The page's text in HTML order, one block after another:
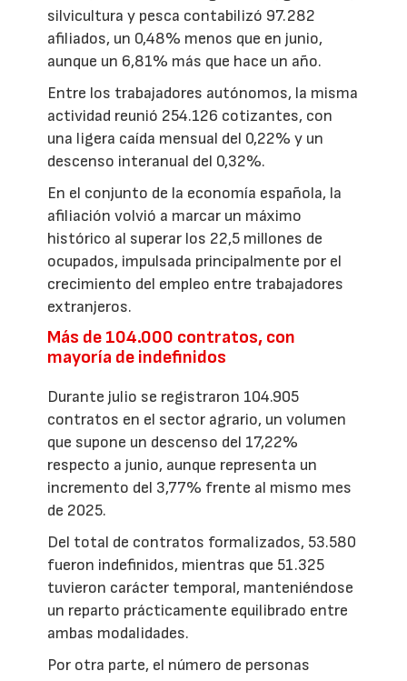
silvicultura y pesca contabilizó 97.282
afiliados, un 0,48% menos que en junio,
aunque un 6,81% más que hace un año.
Entre los trabajadores autónomos, la misma
actividad reunió 254.126 cotizantes, con
una ligera caída mensual del 0,22% y un
descenso interanual del 0,32%.
En el conjunto de la economía española, la
afiliación volvió a marcar un máximo
histórico al superar los 22,5 millones de
ocupados, impulsada principalmente por el
crecimiento del empleo entre trabajadores
extranjeros.
Más de 104.000 contratos, con
mayoría de indefinidos
Durante julio se registraron 104.905
contratos en el sector agrario, un volumen
que supone un descenso del 17,22%
respecto a junio, aunque representa un
incremento del 3,77% frente al mismo mes
de 2025.
Del total de contratos formalizados, 53.580
fueron indefinidos, mientras que 51.325
tuvieron carácter temporal, manteniéndose
un reparto prácticamente equilibrado entre
ambas modalidades.
Por otra parte, el número de personas